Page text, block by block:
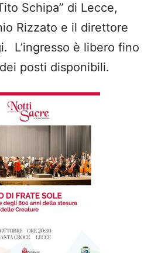
Schipa” di Lecce,
Rizzato e il direttore
L’ingresso è libero fino
posti disponibili.